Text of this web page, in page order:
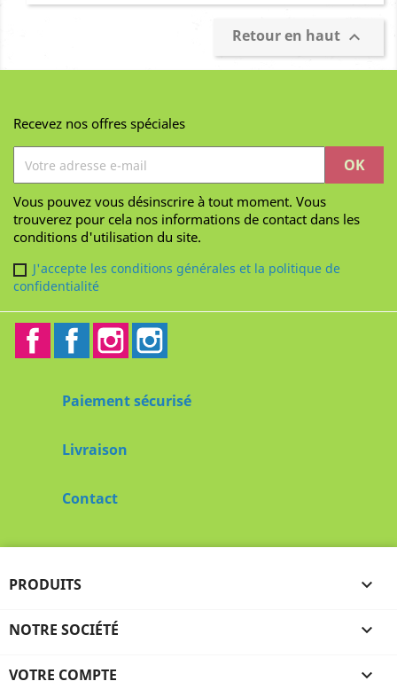
Retour en haut 
Recevez nos offres spéciales
Vous pouvez vous désinscrire à tout moment. Vous
trouverez pour cela nos informations de contact dans les
conditions d'utilisation du site.
J'accepte les conditions générales et la politique de
confidentialité
FacebookFacebook2Instagram
Paiement sécurisé
Livraison
Contact
PRODUITS 
NOTRE SOCIÉTÉ 
VOTRE COMPTE 